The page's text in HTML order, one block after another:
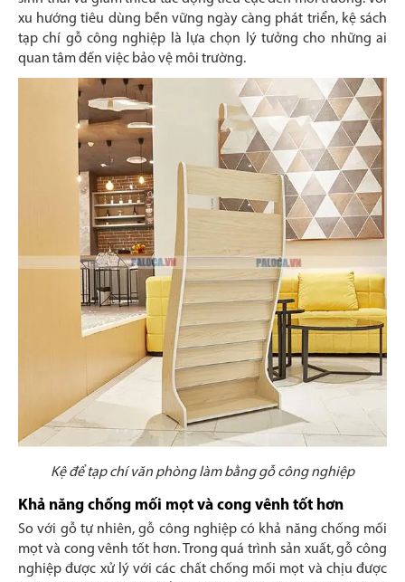
xu hướng tiêu dùng bền vững ngày càng phát triển, kệ sách
tạp chí gỗ công nghiệp là lựa chọn lý tưởng cho những ai
quan tâm đến việc bảo vệ môi trường.
Kệ để tạp chí văn phòng làm bằng gỗ công nghiệp
Khả năng chống mối mọt và cong vênh tốt hơn
So với gỗ tự nhiên, gỗ công nghiệp có khả năng chống mối
mọt và cong vênh tốt hơn. Trong quá trình sản xuất, gỗ công
nghiệp được xử lý với các chất chống mối mọt và chịu được